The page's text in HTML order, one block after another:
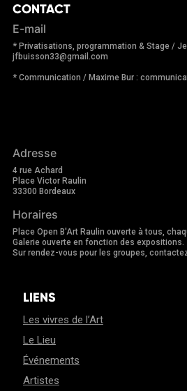
CONTACT
E-mail
* Privatisations, programmation & Stage /
jfbuisson33@gmail.com
* Communication / Maxime Bur :
Adresse
4 rue Achard
Place Victor Raulin
33300 Bordeaux
Horaires
Place Open B'Art Raulin ouverte à tous,
Galerie ouverte en fonction des expositions.
Sur rendez-vous pour les groupes,
LIENS
Les vivres de l’Art
Le Lieu
Événements
Artistes